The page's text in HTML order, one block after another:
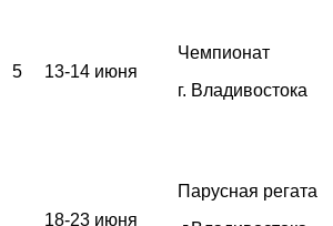
5 13-14 июня
Чемпионат
г. Владивостока
18-23 июня
Парусная регата